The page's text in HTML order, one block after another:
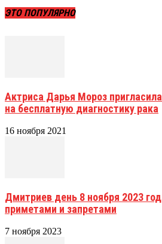
ЭТО ПОПУЛЯРНО
Актриса Дарья Мороз
на бесплатную диагностику рака
16 ноября 2021
Дмитриев день 8 ноября 2023
приметами и запретами
7 ноября 2023